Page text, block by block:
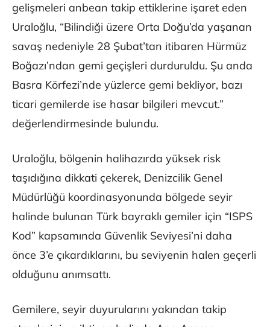
gelişmeleri anbean takip ettiklerine işaret eden
Uraloğlu, “Bilindiği üzere Orta Doğu’da yaşanan
savaş nedeniyle 28 Şubat’tan itibaren Hürmüz
Boğazı’ndan gemi geçişleri durduruldu. Şu anda
Basra Körfezi’nde yüzlerce gemi bekliyor, bazı
ticari gemilerde ise hasar bilgileri mevcut.”
değerlendirmesinde bulundu.
Uraloğlu, bölgenin halihazırda yüksek risk
taşıdığına dikkati çekerek, Denizcilik Genel
Müdürlüğü koordinasyonunda bölgede seyir
halinde bulunan Türk bayraklı gemiler için “ISPS
Kod” kapsamında Güvenlik Seviyesi’ni daha
önce 3’e çıkardıklarını, bu seviyenin halen geçerli
olduğunu anımsattı.
Gemilere, seyir duyurularını yakından takip